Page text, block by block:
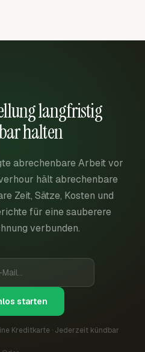
langfristig
halten
abrechenbare Arbeit vor
hält abrechenbare
Zeit, Sätze, Kosten und
für eine sauberere
verbunden.
starten
Kreditkarte · Jederzeit kündbar